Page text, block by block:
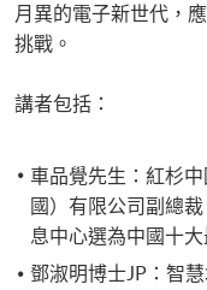
月異的電子新世代，
挑戰。
講者包括：
車品覺先生：紅杉
國）有限公司副總
息中心選為中國十
鄧淑明博士JP：智